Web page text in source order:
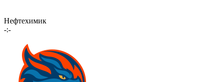
Нефтехимик
-:-